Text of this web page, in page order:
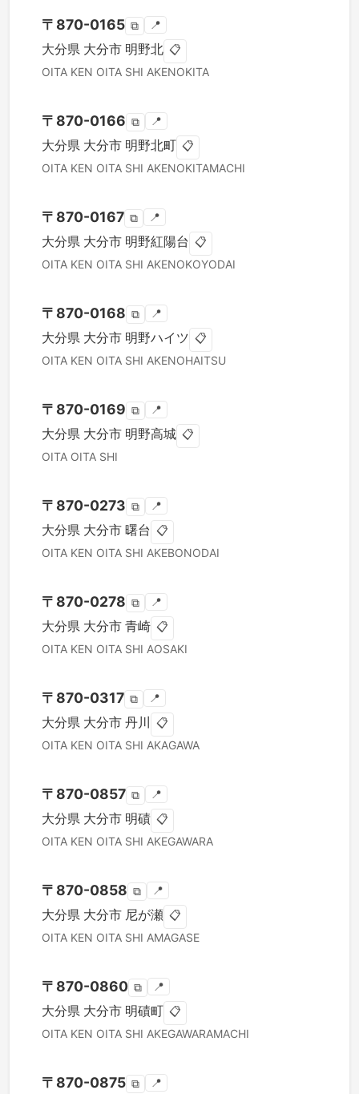
〒 870-0165 ⧉ 📍
大分県 大分市 明野北 📋
OITA KEN OITA SHI AKENOKITA
〒 870-0166 ⧉ 📍
大分県 大分市 明野北町 📋
OITA KEN OITA SHI AKENOKITAMACHI
〒 870-0167 ⧉ 📍
大分県 大分市 明野紅陽台 📋
OITA KEN OITA SHI AKENOKOYODAI
〒 870-0168 ⧉ 📍
大分県 大分市 明野ハイツ 📋
OITA KEN OITA SHI AKENOHAITSU
〒 870-0169 ⧉ 📍
大分県 大分市 明野高城 📋
OITA OITA SHI
〒 870-0273 ⧉ 📍
大分県 大分市 曙台 📋
OITA KEN OITA SHI AKEBONODAI
〒 870-0278 ⧉ 📍
大分県 大分市 青崎 📋
OITA KEN OITA SHI AOSAKI
〒 870-0317 ⧉ 📍
大分県 大分市 丹川 📋
OITA KEN OITA SHI AKAGAWA
〒 870-0857 ⧉ 📍
大分県 大分市 明磧 📋
OITA KEN OITA SHI AKEGAWARA
〒 870-0858 ⧉ 📍
大分県 大分市 尼が瀬 📋
OITA KEN OITA SHI AMAGASE
〒 870-0860 ⧉ 📍
大分県 大分市 明磧町 📋
OITA KEN OITA SHI AKEGAWARAMACHI
〒 870-0875 ⧉ 📍